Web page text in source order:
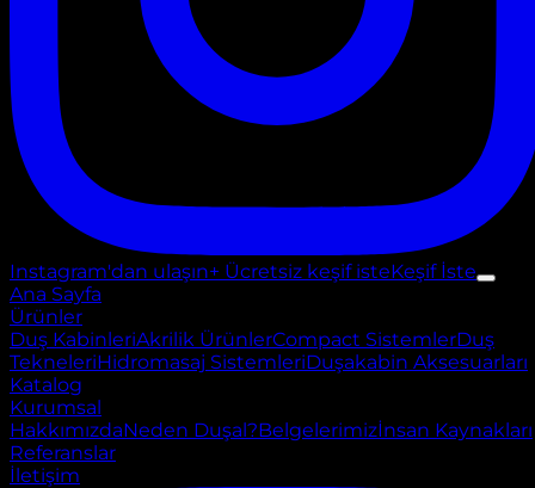
Instagram'dan ulaşın+ Ücretsiz keşif isteKeşif İste
Ana Sayfa
Ürünler
Duş KabinleriAkrilik ÜrünlerCompact SistemlerDuş
TekneleriHidromasaj SistemleriDuşakabin Aksesuarları
Katalog
Kurumsal
HakkımızdaNeden Duşal?Belgelerimizİnsan Kaynakları
Referanslar
İletişim